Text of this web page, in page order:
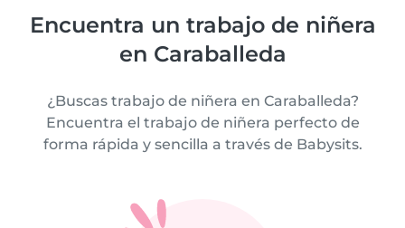
Encuentra un trabajo de niñera
en Caraballeda
¿Buscas trabajo de niñera en Caraballeda?
Encuentra el trabajo de niñera perfecto de
forma rápida y sencilla a través de Babysits.